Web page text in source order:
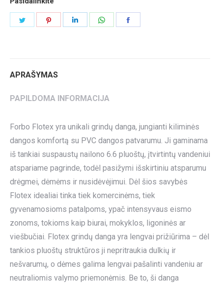
APRAŠYMAS
PAPILDOMA INFORMACIJA
Forbo Flotex yra unikali grindų danga, jungianti kiliminės
dangos komfortą su PVC dangos patvarumu. Ji gaminama
iš tankiai suspaustų nailono 6.6 pluoštų, įtvirtintų vandeniui
atspariame pagrinde, todėl pasižymi išskirtiniu atsparumu
drėgmei, dėmėms ir nusidėvėjimui. Dėl šios savybės
Flotex idealiai tinka tiek komercinėms, tiek
gyvenamosioms patalpoms, ypač intensyvaus eismo
zonoms, tokioms kaip biurai, mokyklos, ligoninės ar
viešbučiai. Flotex grindų danga yra lengvai prižiūrima – dėl
tankios pluoštų struktūros ji nepritraukia dulkių ir
nešvarumų, o dėmes galima lengvai pašalinti vandeniu ar
neutraliomis valymo priemonėmis. Be to, ši danga